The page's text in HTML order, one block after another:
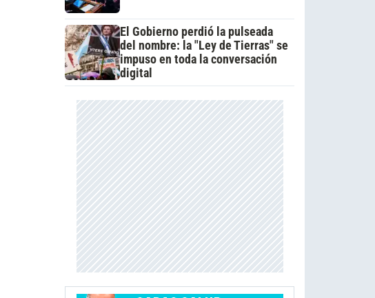
El Gobierno perdió la pulseada
del nombre: la "Ley de Tierras" se
impuso en toda la conversación
digital